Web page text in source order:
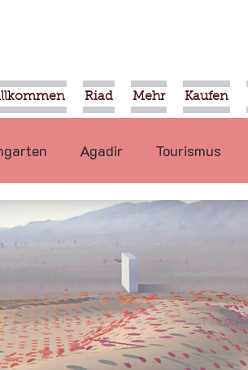
Riad Mehr Kaufen
Agadir Tourismus
Projekte Taroudant
Veranstaltungen
Nicht empfohlen Video